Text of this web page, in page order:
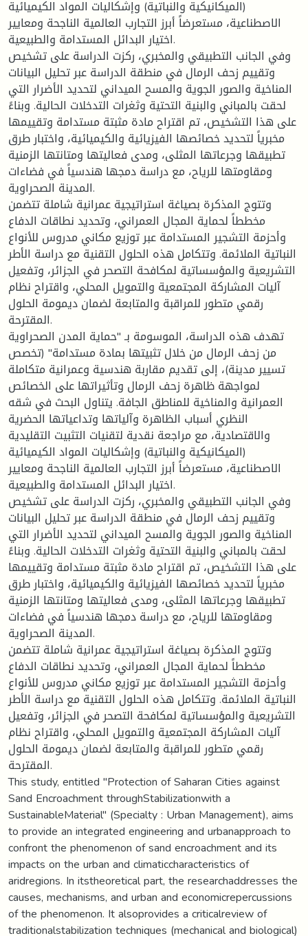
(الميكانيكية والنباتية) وإشكاليات المواد الكيميائية
الاصطناعية، مستعرضاً أبرز التجارب العالمية الناجحة ومعايير
اختيار البدائل المستدامة والطبيعية.
وفي الجانب التطبيقي والمخبري، ركزت الدراسة على تشخيص
وتقييم زحف الرمال في منطقة الدراسة عبر تحليل البيانات
المناخية والصور الجوية والمسح الميداني لتحديد الأضرار التي
لحقت بالمباني والبنية التحتية وثغرات التدخلات الحالية. وبناءً
على هذا التشخيص، تم اقتراح مادة مثبتة مستدامة وتقييمها
مخبرياً لتحديد خصائصها الفيزيائية والكيميائية، واختبار طرق
تطبيقها وجرعاتها المثلى، ومدى فعاليتها ومتانتها الزمنية
ومقاومتها للرياح، مع دراسة دمجها هندسياً في فضاءات
المدينة الصحراوية.
وتتوج المذكرة بصياغة استراتيجية عمرانية شاملة تتضمن
مخططاً لحماية المجال العمراني، وتحديد نطاقات الدفاع
وأحزمة التشجير المستدامة عبر توزيع مكاني مدروس للأنواع
النباتية الملائمة. وتتكامل هذه الحلول التقنية مع دراسة الأطر
التشريعية والمؤسساتية لمكافحة التصحر في الجزائر، وتفعيل
آليات المشاركة المجتمعية والتمويل المحلي، واقتراح نظام
رقمي متطور للمراقبة والمتابعة لضمان ديمومة الحلول
المقترحة.
تهدف هذه الدراسة، الموسومة بـ "حماية المدن الصحراوية
من زحف الرمال من خلال تثبيتها بمادة مستدامة" (تخصص
تسيير مدينة)، إلى تقديم مقاربة هندسية وعمرانية متكاملة
لمواجهة ظاهرة زحف الرمال وتأثيراتها على الخصائص
العمرانية والمناخية للمناطق الجافة. يتناول البحث في شقه
النظري أسباب الظاهرة وآلياتها وتداعياتها الحضرية
والاقتصادية، مع مراجعة نقدية لتقنيات التثبيت التقليدية
(الميكانيكية والنباتية) وإشكاليات المواد الكيميائية
الاصطناعية، مستعرضاً أبرز التجارب العالمية الناجحة ومعايير
اختيار البدائل المستدامة والطبيعية.
وفي الجانب التطبيقي والمخبري، ركزت الدراسة على تشخيص
وتقييم زحف الرمال في منطقة الدراسة عبر تحليل البيانات
المناخية والصور الجوية والمسح الميداني لتحديد الأضرار التي
لحقت بالمباني والبنية التحتية وثغرات التدخلات الحالية. وبناءً
على هذا التشخيص، تم اقتراح مادة مثبتة مستدامة وتقييمها
مخبرياً لتحديد خصائصها الفيزيائية والكيميائية، واختبار طرق
تطبيقها وجرعاتها المثلى، ومدى فعاليتها ومتانتها الزمنية
ومقاومتها للرياح، مع دراسة دمجها هندسياً في فضاءات
المدينة الصحراوية.
وتتوج المذكرة بصياغة استراتيجية عمرانية شاملة تتضمن
مخططاً لحماية المجال العمراني، وتحديد نطاقات الدفاع
وأحزمة التشجير المستدامة عبر توزيع مكاني مدروس للأنواع
النباتية الملائمة. وتتكامل هذه الحلول التقنية مع دراسة الأطر
التشريعية والمؤسساتية لمكافحة التصحر في الجزائر، وتفعيل
آليات المشاركة المجتمعية والتمويل المحلي، واقتراح نظام
رقمي متطور للمراقبة والمتابعة لضمان ديمومة الحلول
المقترحة.
This study, entitled "Protection of Saharan Cities against
Sand Encroachment throughStabilizationwith a
SustainableMaterial" (Specialty : Urban Management), aims
to provide an integrated engineering and urbanapproach to
confront the phenomenon of sand encroachment and its
impacts on the urban and climaticcharacteristics of
aridregions. In itstheoretical part, the researchaddresses the
causes, mechanisms, and urban and economicrepercussions
of the phenomenon. It alsoprovides a criticalreview of
traditionalstabilization techniques (mechanical and biological)